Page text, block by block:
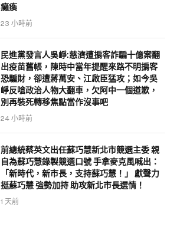
癱瘓
23 小時前
民進黨發言人吳崢:慈濟遭掮客詐騙十億案翻
出疫苗舊帳，陳時中當年提醒來路不明掮客
恐騙財，卻遭蔣萬安、江啟臣猛攻；如今吳
崢反嗆政治人物大翻車，欠阿中一個道歉，
別再裝死轉移焦點當作沒事吧
24 小時前
前總統蔡英文出任蘇巧慧新北市競選主委 親
自為蘇巧慧錄製競選口號 手拿麥克風喊出：
「新時代，新市長，支持蘇巧慧！」 獻聲力
挺蘇巧慧 強勢加持 助攻新北市長選情！
1 天前